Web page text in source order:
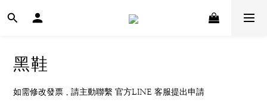
黑鞋
如需修改發票，請主動聯繫 官方LINE 客服提出申請